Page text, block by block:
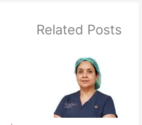
Related Posts